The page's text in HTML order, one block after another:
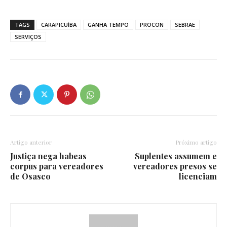
TAGS CARAPICUÍBA GANHA TEMPO PROCON
SEBRAE
SERVIÇOS
Artigo anterior
Justiça nega habeas
corpus para vereadores
de Osasco
Próximo artigo
Suplentes assumem e
vereadores presos se
licenciam